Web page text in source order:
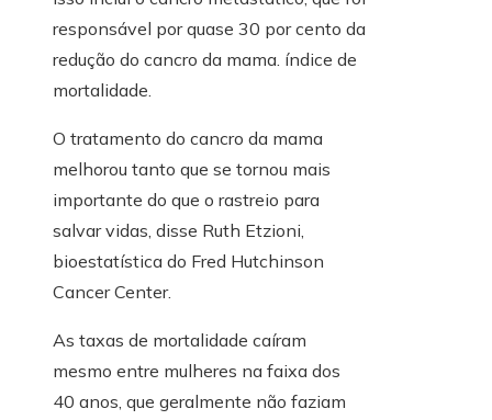
responsável por quase 30 por cento da
redução do cancro da mama. índice de
mortalidade.
O tratamento do cancro da mama
melhorou tanto que se tornou mais
importante do que o rastreio para
salvar vidas, disse Ruth Etzioni,
bioestatística do Fred Hutchinson
Cancer Center.
As taxas de mortalidade caíram
mesmo entre mulheres na faixa dos
40 anos, que geralmente não faziam